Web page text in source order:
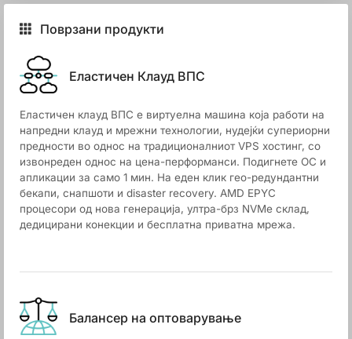
Поврзани продукти
Еластичен Клауд ВПС
Еластичен клауд ВПС е виртуелна машина која работи на
напредни клауд и мрежни технологии, нудејќи супериорни
предности во однос на традиционалниот VPS хостинг, со
извонреден однос на цена-перформанси. Подигнете ОС и
апликации за само 1 мин. На еден клик гео-редундантни
бекапи, снапшоти и disaster recovery. AMD EPYC
процесори од нова генерација, ултра-брз NVMe склад,
дедицирани конекции и бесплатна приватна мрежа.
Балансер на оптоварување